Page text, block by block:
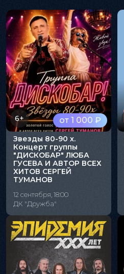
от 1 000 ₽
6+
Звезды 80-90 х.
Концерт группы
"ДИСКОБАР" ЛЮБА
ГУСЕВА И АВТОР ВСЕХ
ХИТОВ СЕРГЕЙ
ТУМАНОВ
12 сентября, 18:00
ДК "Дружба"